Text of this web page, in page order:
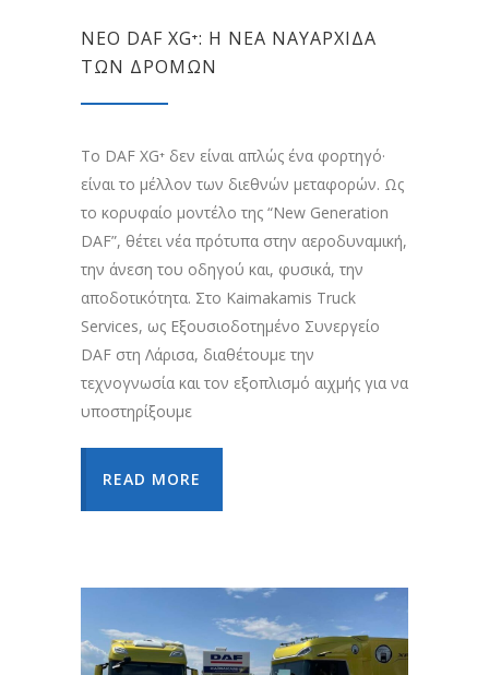
ΝΈΟ DAF XG⁺: Η ΝΈΑ ΝΑΥΑΡΧΊΔΑ
ΤΩΝ ΔΡΌΜΩΝ
Το DAF XG⁺ δεν είναι απλώς ένα φορτηγό·
είναι το μέλλον των διεθνών μεταφορών. Ως
το κορυφαίο μοντέλο της “New Generation
DAF”, θέτει νέα πρότυπα στην αεροδυναμική,
την άνεση του οδηγού και, φυσικά, την
αποδοτικότητα. Στο Kaimakamis Truck
Services, ως Εξουσιοδοτημένο Συνεργείο
DAF στη Λάρισα, διαθέτουμε την
τεχνογνωσία και τον εξοπλισμό αιχμής για να
υποστηρίξουμε
READ MORE